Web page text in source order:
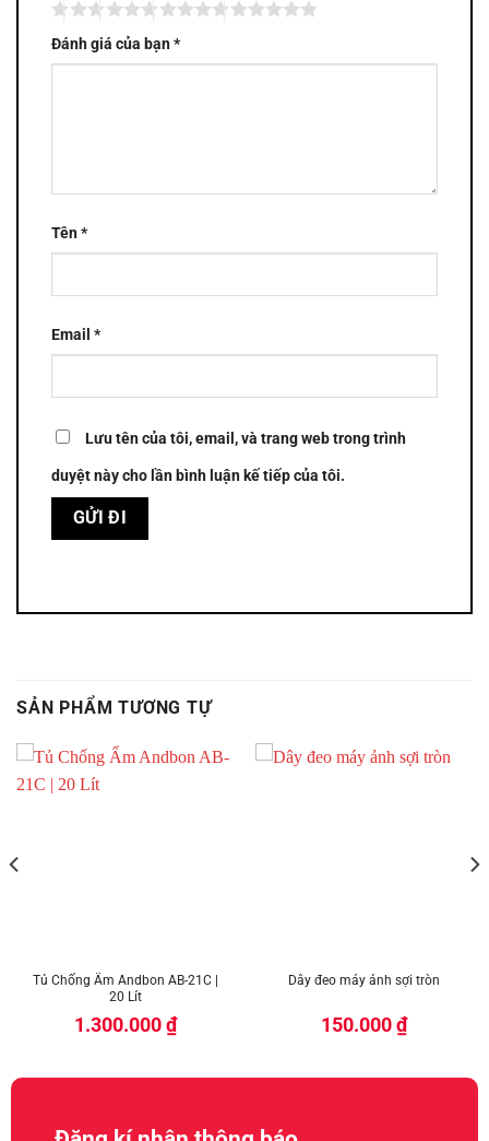
Đánh giá của bạn*
Tên*
Email *
Lưu tên của tôi, email, và trang web trong trình
duyệt này cho lần bình luận kế tiếp của tôi.
SẢN PHẨM TƯƠNG TỰ
Tủ Chống Ẩm Andbon AB-21C |
20 Lít
1.300.000₫
Dây đeo máy ảnh sợi tròn
150.000₫